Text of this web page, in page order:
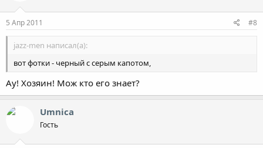
5 Апр 2011 #8
jazz-men написал(а):
вот фотки - черный с серым капотом,
Ау! Хозяин! Мож кто его знает?
Umnica
Гость